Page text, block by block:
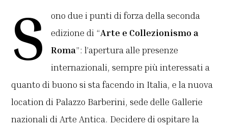
S
ono due i punti di forza della seconda
edizione di “Arte e Collezionismo a
Roma”: l’apertura alle presenze
internazionali, sempre più interessati a
quanto di buono si sta facendo in Italia, e la nuova
location di Palazzo Barberini, sede delle Gallerie
nazionali di Arte Antica. Decidere di ospitare la